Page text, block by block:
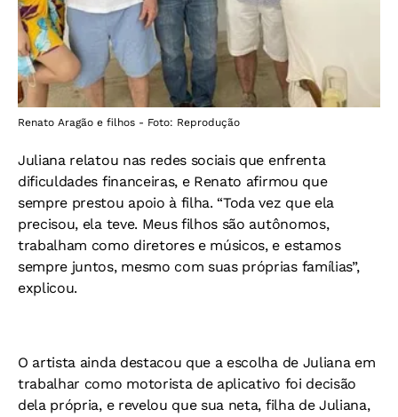
Renato Aragão e filhos - Foto: Reprodução
Juliana relatou nas redes sociais que enfrenta
dificuldades financeiras, e Renato afirmou que
sempre prestou apoio à filha. “Toda vez que ela
precisou, ela teve. Meus filhos são autônomos,
trabalham como diretores e músicos, e estamos
sempre juntos, mesmo com suas próprias famílias”,
explicou.
O artista ainda destacou que a escolha de Juliana em
trabalhar como motorista de aplicativo foi decisão
dela própria, e revelou que sua neta, filha de Juliana,